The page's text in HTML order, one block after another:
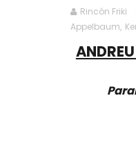
Rincón Friki
Appelbaum,